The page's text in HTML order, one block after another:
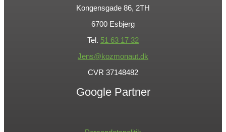
Kongensgade 86, 2TH
6700 Esbjerg
Tel. 51 63 17 32
Jens@kozmonaut.dk
CVR 37148482
Google Partner